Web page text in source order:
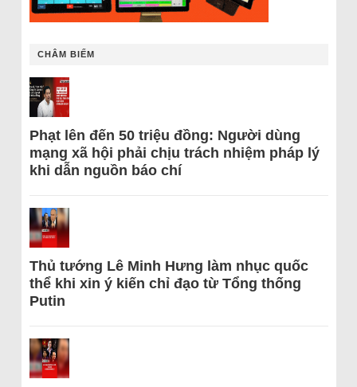
CHÂM BIẾM
Phạt lên đến 50 triệu đồng: Người dùng
mạng xã hội phải chịu trách nhiệm pháp lý
khi dẫn nguồn báo chí
Thủ tướng Lê Minh Hưng làm nhục quốc
thể khi xin ý kiến chỉ đạo từ Tổng thống
Putin